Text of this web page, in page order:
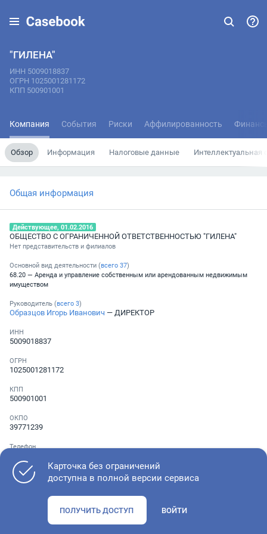
"ГИЛЕНА"
ИНН 5009018837
ОГРН 1025001281172
КПП 500901001
Компания События Риски Аффилированность
Обзор Информация Налоговые данные Интеллектуальная
Общая информация
Действующее, 01.02.2016
ОБЩЕСТВО С ОГРАНИЧЕННОЙ ОТВЕТСТВЕННОСТЬЮ "ГИЛЕНА"
Нет представительств и филиалов
Основной вид деятельности (всего 37)
68.20 — Аренда и управление собственным или арендованным недвижимым
имуществом
Руководитель (всего 3)
Образцов Игорь Иванович — ДИРЕКТОР
ИНН
5009018837
ОГРН
1025001281172
КПП
500901001
ОКПО
39771239
Телефон
Как оценить состояние компании
Карточка без ограничений
доступна в полной версии сервиса
ПОЛУЧИТЬ ДОСТУП ВОЙТИ